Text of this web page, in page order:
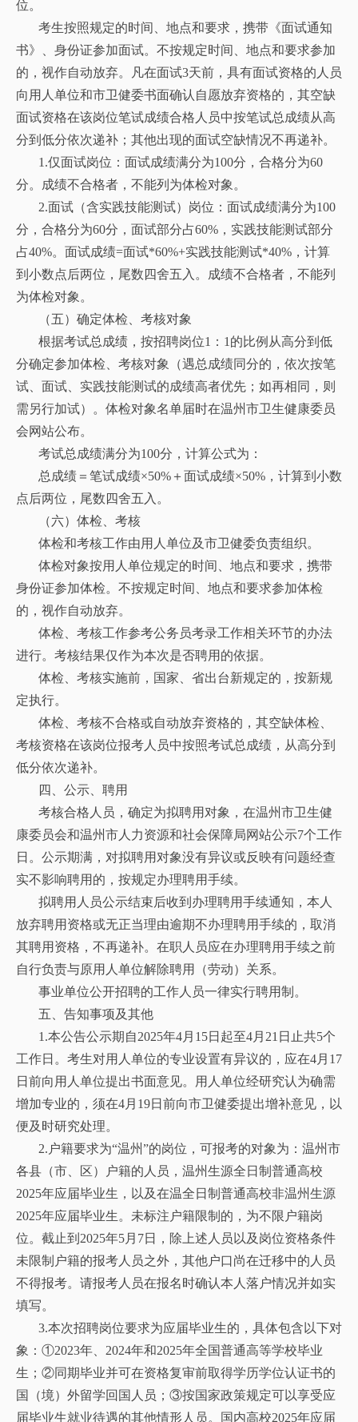
位。
考生按照规定的时间、地点和要求，携带《面试通知
书》、身份证参加面试。不按规定时间、地点和要求参加
的，视作自动放弃。凡在面试3天前，具有面试资格的人员
向用人单位和市卫健委书面确认自愿放弃资格的，其空缺
面试资格在该岗位笔试成绩合格人员中按笔试总成绩从高
分到低分依次递补；其他出现的面试空缺情况不再递补。
1.仅面试岗位：面试成绩满分为100分，合格分为60
分。成绩不合格者，不能列为体检对象。
2.面试（含实践技能测试）岗位：面试成绩满分为100
分，合格分为60分，面试部分占60%，实践技能测试部分
占40%。面试成绩=面试*60%+实践技能测试*40%，计算
到小数点后两位，尾数四舍五入。成绩不合格者，不能列
为体检对象。
（五）确定体检、考核对象
根据考试总成绩，按招聘岗位1：1的比例从高分到低
分确定参加体检、考核对象（遇总成绩同分的，依次按笔
试、面试、实践技能测试的成绩高者优先；如再相同，则
需另行加试）。体检对象名单届时在温州市卫生健康委员
会网站公布。
考试总成绩满分为100分，计算公式为：
总成绩＝笔试成绩×50%＋面试成绩×50%，计算到小数
点后两位，尾数四舍五入。
（六）体检、考核
体检和考核工作由用人单位及市卫健委负责组织。
体检对象按用人单位规定的时间、地点和要求，携带
身份证参加体检。不按规定时间、地点和要求参加体检
的，视作自动放弃。
体检、考核工作参考公务员考录工作相关环节的办法
进行。考核结果仅作为本次是否聘用的依据。
体检、考核实施前，国家、省出台新规定的，按新规
定执行。
体检、考核不合格或自动放弃资格的，其空缺体检、
考核资格在该岗位报考人员中按照考试总成绩，从高分到
低分依次递补。
四、公示、聘用
考核合格人员，确定为拟聘用对象，在温州市卫生健
康委员会和温州市人力资源和社会保障局网站公示7个工作
日。公示期满，对拟聘用对象没有异议或反映有问题经查
实不影响聘用的，按规定办理聘用手续。
拟聘用人员公示结束后收到办理聘用手续通知，本人
放弃聘用资格或无正当理由逾期不办理聘用手续的，取消
其聘用资格，不再递补。在职人员应在办理聘用手续之前
自行负责与原用人单位解除聘用（劳动）关系。
事业单位公开招聘的工作人员一律实行聘用制。
五、告知事项及其他
1.本公告公示期自2025年4月15日起至4月21日止共5个
工作日。考生对用人单位的专业设置有异议的，应在4月17
日前向用人单位提出书面意见。用人单位经研究认为确需
增加专业的，须在4月19日前向市卫健委提出增补意见，以
便及时研究处理。
2.户籍要求为“温州”的岗位，可报考的对象为：温州市
各县（市、区）户籍的人员，温州生源全日制普通高校
2025年应届毕业生，以及在温全日制普通高校非温州生源
2025年应届毕业生。未标注户籍限制的，为不限户籍岗
位。截止到2025年5月7日，除上述人员以及岗位资格条件
未限制户籍的报考人员之外，其他户口尚在迁移中的人员
不得报考。请报考人员在报名时确认本人落户情况并如实
填写。
3.本次招聘岗位要求为应届毕业生的，具体包含以下对
象：①2023年、2024年和2025年全国普通高等学校毕业
生；②同期毕业并可在资格复审前取得学历学位认证书的
国（境）外留学回国人员；③按国家政策规定可以享受应
届毕业生就业待遇的其他情形人员。国内高校2025年应届